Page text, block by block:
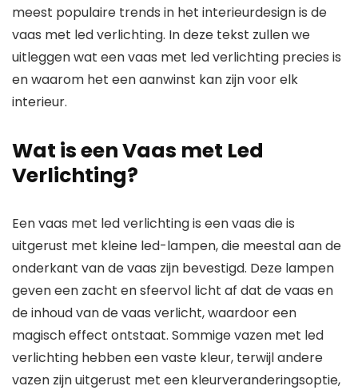
meest populaire trends in het interieurdesign is de
vaas met led verlichting. In deze tekst zullen we
uitleggen wat een vaas met led verlichting precies is
en waarom het een aanwinst kan zijn voor elk
interieur.
Wat is een Vaas met Led
Verlichting?
Een vaas met led verlichting is een vaas die is
uitgerust met kleine led-lampen, die meestal aan de
onderkant van de vaas zijn bevestigd. Deze lampen
geven een zacht en sfeervol licht af dat de vaas en
de inhoud van de vaas verlicht, waardoor een
magisch effect ontstaat. Sommige vazen met led
verlichting hebben een vaste kleur, terwijl andere
vazen zijn uitgerust met een kleurveranderingsoptie,